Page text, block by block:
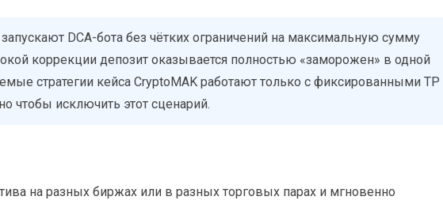
DCA-бота без чётких ограничений на максимальную сумму
коррекции депозит оказывается полностью «заморожен» в одной
стратегии кейса CryptoMAK работают только с фиксированными TP
чтобы исключить этот сценарий.
на разных биржах или в разных торговых парах и мгновенно